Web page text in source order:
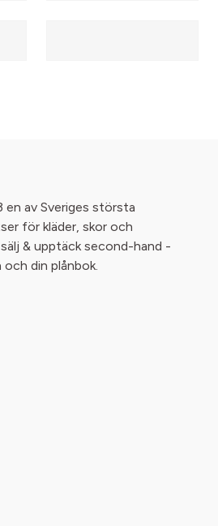
en av Sveriges största
för kläder, skor och
& upptäck second-hand -
din plånbok.